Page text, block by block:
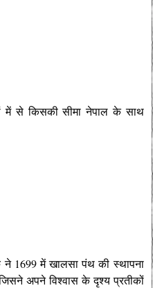
में से किसकी सीमा नेपाल के साथ
1699 में खालसा पंथ की स्थापना
अपने विश्वास के दृश्य प्रतीकों